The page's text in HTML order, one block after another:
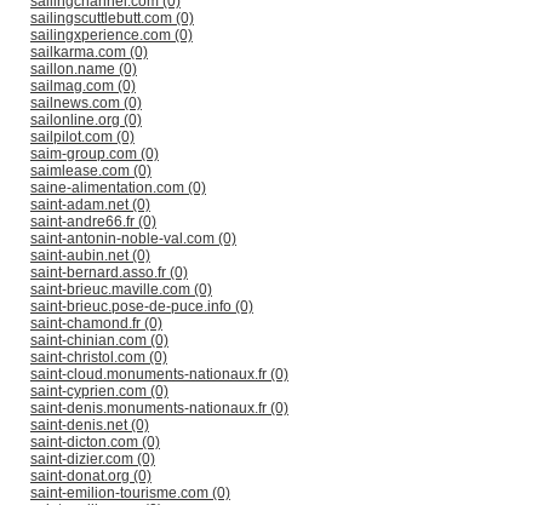
sailingscuttlebutt.com (0)
sailingxperience.com (0)
sailkarma.com (0)
saillon.name (0)
sailmag.com (0)
sailnews.com (0)
sailonline.org (0)
sailpilot.com (0)
saim-group.com (0)
saimlease.com (0)
saine-alimentation.com (0)
saint-adam.net (0)
saint-andre66.fr (0)
saint-antonin-noble-val.com (0)
saint-aubin.net (0)
saint-bernard.asso.fr (0)
saint-brieuc.maville.com (0)
saint-brieuc.pose-de-puce.info (0)
saint-chamond.fr (0)
saint-chinian.com (0)
saint-christol.com (0)
saint-cloud.monuments-nationaux.fr (0)
saint-cyprien.com (0)
saint-denis.monuments-nationaux.fr (0)
saint-denis.net (0)
saint-dicton.com (0)
saint-dizier.com (0)
saint-donat.org (0)
saint-emilion-tourisme.com (0)